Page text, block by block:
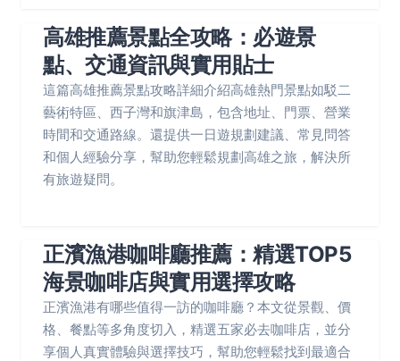
高雄推薦景點全攻略：必遊景
點、交通資訊與實用貼士
這篇高雄推薦景點攻略詳細介紹高雄熱門景點如駁二
藝術特區、西子灣和旗津島，包含地址、門票、營業
時間和交通路線。還提供一日遊規劃建議、常見問答
和個人經驗分享，幫助您輕鬆規劃高雄之旅，解決所
有旅遊疑問。
正濱漁港咖啡廳推薦：精選TOP5
海景咖啡店與實用選擇攻略
正濱漁港有哪些值得一訪的咖啡廳？本文從景觀、價
格、餐點等多角度切入，精選五家必去咖啡店，並分
享個人真實體驗與選擇技巧，幫助您輕鬆找到最適合